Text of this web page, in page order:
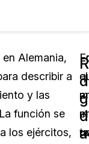
English
Español
Alemania,
describir a
y las
función se
los ejércitos,
el